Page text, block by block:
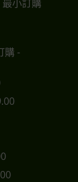
最小訂購
購 -